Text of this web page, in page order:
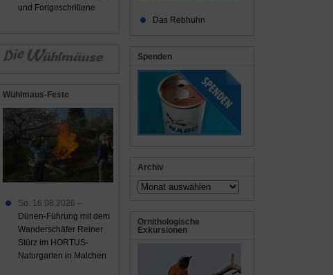
Das Rebhuhn
Spenden
Archiv
Archiv
Ornithologische
Exkursionen
und Fortgeschrittene
Wühlmaus-Feste
So. 16.08.2026 –
Dünen-Führung mit dem
Wanderschäfer Reiner
Stürz im HORTUS-
Naturgarten in Malchen